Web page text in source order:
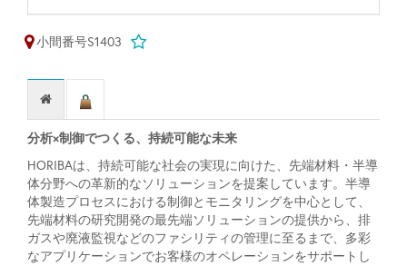
小間番号S1403
分析×制御でつくる、持続可能な未来
HORIBAは、持続可能な社会の実現に向けた、先端材料・半導
体分野への革新的なソリューションを提案しています。半導
体製造プロセスにおける制御とモニタリングを中心として、
先端材料の研究開発の最先端ソリューションの提供から、排
ガスや廃液監視などのファシリティの管理に至るまで、多彩
なアプリケーションでお客様のオペレーションをサポートし